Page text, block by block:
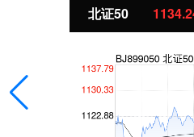
北证50 1134.24